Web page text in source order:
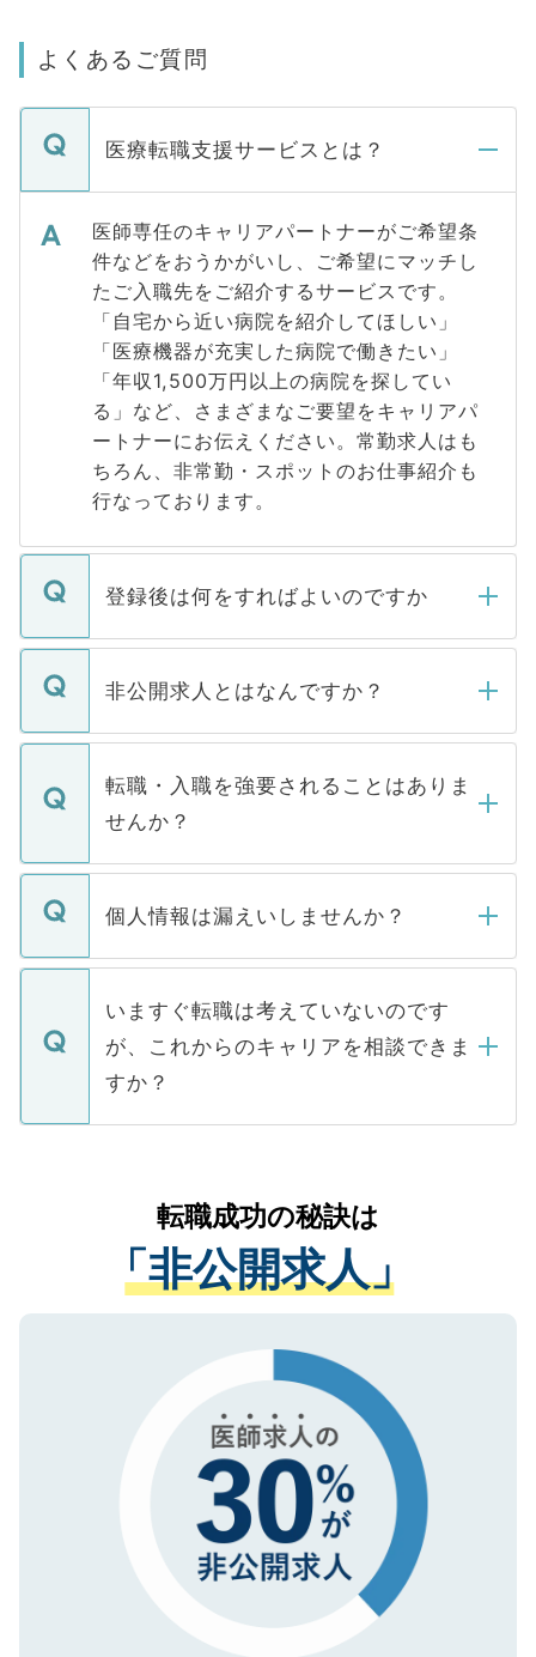
よくあるご質問
医療転職支援サービスとは？
医師専任のキャリアパートナーがご希望条
件などをおうかがいし、ご希望にマッチし
たご入職先をご紹介するサービスです。
「自宅から近い病院を紹介してほしい」
「医療機器が充実した病院で働きたい」
「年収1,500万円以上の病院を探してい
る」など、さまざまなご要望をキャリアパ
ートナーにお伝えください。常勤求人はも
ちろん、非常勤・スポットのお仕事紹介も
行なっております。
登録後は何をすればよいのですか
ご登録いただきましたら、弊社担当者がご
登録内容を確認し、その後メールもしくは
ます。通常、5営業日以内にはご連絡をせて
いただきますので、しばらくお待ちくださ
い。
非公開求人とはなんですか？
マイナビDOCTORで取り扱っている求人の
うち約3割は、Webサイトからご覧いただ
けない「非公開求人」です。非公開求人は
下記の理由によって、一般には公開してい
ません。
■応募殺到を避けるため 人気のある医療機
関を公にしてしまうと、応募が殺到する場
に、医療機関が求める条件に合った人材の
みを人材紹介会社に依頼するケースが増え
ています。
転職・入職を強要されることはありま
せんか？
転職・入職を強要することは一切ありませ
ん。また、仮に応募先から内定をいただい
定を承諾する必要はありません。内定先へ
の辞退の連絡はキャリアパートナーが行い
ますので、ご安心ください。
個人情報は漏えいしませんか？
個人情報が漏えいすることはありませんの
で、ご安心ください。当サイトからの登録
などで収集したご登録者様の個人情報は、
ご本人のキャリアアップおよび転職活動の
支援を目的に使用いたします。お預かりし
ているすべての個人データはご本人の許可
は、個人情報の取り扱いについての厳密な
管理基準を満たした事業者のみに付与され
る、プライバシーマークを取得済みです。
ご登録いただいた個人情報は、SSL（デー
で、機密保持に関してもご安心ください。
いますぐ転職は考えていないのです
が、これからのキャリアを相談できま
すか？
かがいして、現在の医療機関の状況や紹介
経験をまじえながら、適切なアドバイスを
させていただきます。すぐにご転職をされ
ない方には、長期的なサポートが可能です
ので、まずはご登録ください。
転職成功の秘訣は
「非公開求人」